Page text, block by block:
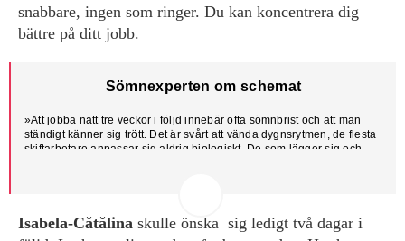
snabbare, ingen som ringer. Du kan koncentrera dig
bättre på ditt jobb.
Sömnexperten om schemat
»Att jobba natt tre veckor i följd innebär ofta sömnbrist och att man
ständigt känner sig trött. Det är svårt att vända dygns­rytmen, de flesta
skiftarbetare anpassar sig aldrig biologiskt. De som lägger sig och
Isabela-Cătălina skulle önska sig ledigt två dagar i